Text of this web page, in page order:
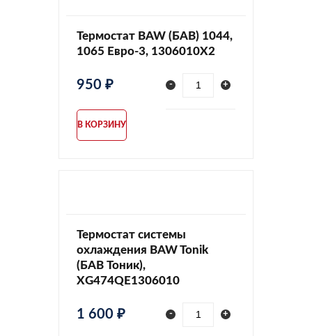
Термостат BAW (БАВ) 1044,
1065 Евро-3, 1306010X2
950 ₽ - +
В КОРЗИНУ
Термостат системы
охлаждения BAW Tonik
(БАВ Тоник),
XG474QE1306010
1 600 ₽ - +